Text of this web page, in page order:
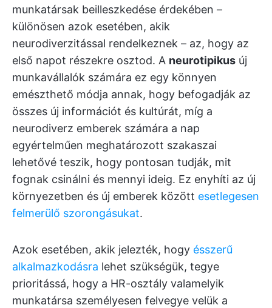
munkatársak beilleszkedése érdekében –
különösen azok esetében, akik
neurodiverzitással rendelkeznek – az, hogy az
első napot részekre osztod. A neurotipikus új
munkavállalók számára ez egy könnyen
emészthető módja annak, hogy befogadják az
összes új információt és kultúrát, míg a
neurodiverz emberek számára a nap
egyértelműen meghatározott szakaszai
lehetővé teszik, hogy pontosan tudják, mit
fognak csinálni és mennyi ideig. Ez enyhíti az új
környezetben és új emberek között esetlegesen
felmerülő szorongásukat.
Azok esetében, akik jelezték, hogy ésszerű
alkalmazkodásra lehet szükségük, tegye
prioritássá, hogy a HR-osztály valamelyik
munkatársa személyesen felvegye velük a